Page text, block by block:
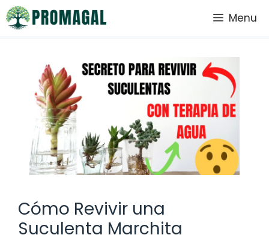
Saltar
al
Menu
Cómo Revivir una
Suculenta Marchita